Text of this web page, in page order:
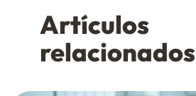
Artículos
relacionados